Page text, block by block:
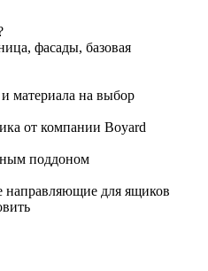
фасады, базовая
материала на выбор
от компании Boyard
поддоном
для ящиков